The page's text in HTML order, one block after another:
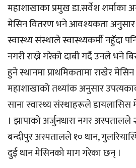
महाशाखाका प्रमुख डा.सर्वेश शर्माका
मेसिन वितरण भने आवश्यकता अनुसार
स्वास्थ्य संस्थाले स्वास्थ्यकर्मी नहुँदा
नगरी राख्ने गरेको दाबी गर्दै उनले भने
हुने स्थानमा प्राथमिकतामा राखेर
महाशाखाको तथ्यांक अनुसार
साना स्वास्थ्य संस्थाहरूले
। झापाको अर्जुनधारा नगर अस्पतालले
बन्दीपुर अस्पतालले १० थान,
दुई थान मेसिनको माग गरेका छन् ।